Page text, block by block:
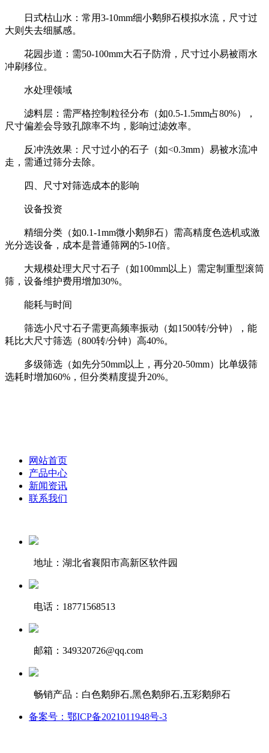
日式枯山水：常用3-10mm细小鹅卵石模拟水流，尺寸过
大则失去细腻感。
花园步道：需50-100mm大石子防滑，尺寸过小易被雨水
冲刷移位。
水处理领域
滤料层：需严格控制粒径分布（如0.5-1.5mm占80%），
尺寸偏差会导致孔隙率不均，影响过滤效率。
反冲洗效果：尺寸过小的石子（如<0.3mm）易被水流冲
走，需通过筛分去除。
四、尺寸对筛选成本的影响
设备投资
精细分类（如0.1-1mm微小鹅卵石）需高精度色选机或激
光分选设备，成本是普通筛网的5-10倍。
大规模处理大尺寸石子（如100mm以上）需定制重型滚筒
筛，设备维护费用增加30%。
能耗与时间
筛选小尺寸石子需更高频率振动（如1500转/分钟），能
耗比大尺寸筛选（800转/分钟）高40%。
多级筛选（如先分50mm以上，再分20-50mm）比单级筛
选耗时增加60%，但分类精度提升20%。
网站首页
产品中心
新闻资讯
联系我们
地址：湖北省襄阳市高新区软件园
电话：18771568513
邮箱：349320726@qq.com
畅销产品：白色鹅卵石,黑色鹅卵石,五彩鹅卵石
备案号：鄂ICP备2021011948号-3